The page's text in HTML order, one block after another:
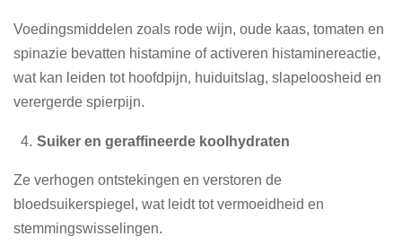
Voedingsmiddelen zoals rode wijn, oude kaas, tomaten en
spinazie bevatten histamine of activeren histaminereactie,
wat kan leiden tot hoofdpijn, huiduitslag, slapeloosheid en
verergerde spierpijn.
Suiker en geraffineerde koolhydraten
Ze verhogen ontstekingen en verstoren de
bloedsuikerspiegel, wat leidt tot vermoeidheid en
stemmingswisselingen.